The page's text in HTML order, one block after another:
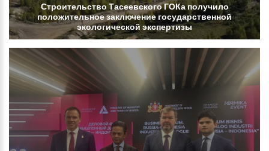
СтроительствоТасеевскогоГОКаполучило
положительноезаключение государственной
экологической экспертизы